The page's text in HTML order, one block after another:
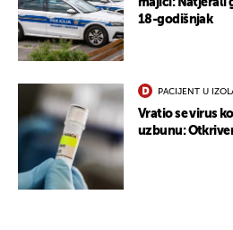
majici: Natjerali
18-godišnjak
PACIJENT U
Vratio se virus
uzbunu: